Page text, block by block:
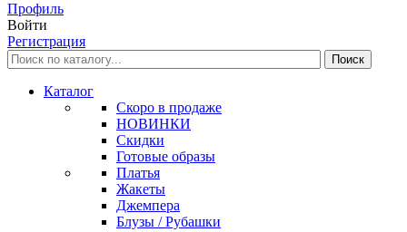
Профиль
Войти
Регистрация
Каталог
Скоро в продаже
НОВИНКИ
Скидки
Готовые образы
Платья
Жакеты
Джемпера
Блузы / Рубашки